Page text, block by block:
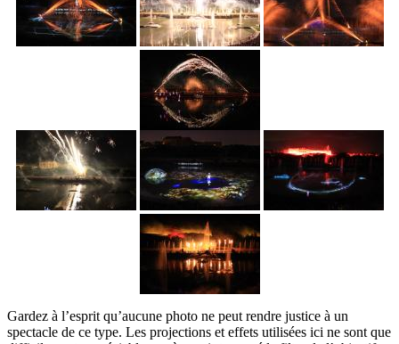
Gardez à l’esprit qu’aucune photo ne peut rendre justice à un
spectacle de ce type. Les projections et effets utilisées ici ne sont que